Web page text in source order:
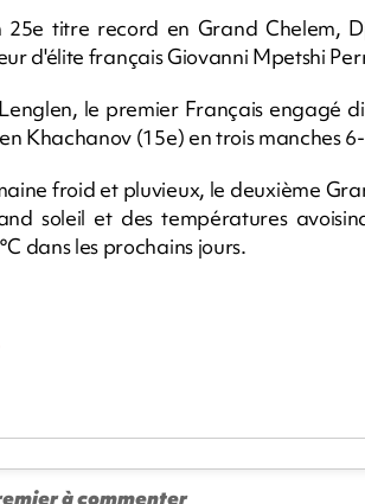
titre record en Grand Chelem,
d'élite français Giovanni Mpetshi
le premier Français engagé
Khachanov (15e) en trois manches
froid et pluvieux, le deuxième
soleil et des températures
dans les prochains jours.